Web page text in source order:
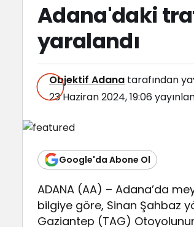
Adana'daki
yaralandı
Objektif Adana tarafından
23 Haziran 2024, 19:06
Google'da Abone Ol
ADANA (AA) – Adana’da
bilgiye göre, Sinan Şahbaz
Gaziantep (TAG)